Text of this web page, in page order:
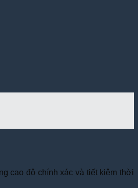
cao độ chính xác và tiết kiệm thời